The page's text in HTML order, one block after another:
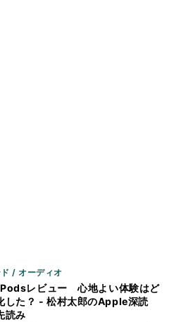
/ オーディオ
レビュー 心地よい体験はど
した？ - 松村太郎のApple深読
読み